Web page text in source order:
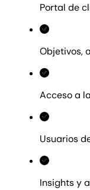
Portal de
Objetivos,
Acceso a
Usuarios
Insights y